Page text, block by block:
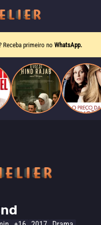
Receba primeiro no WhatsApp.